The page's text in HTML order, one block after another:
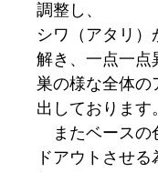
調整し、
シワ（アタリ）
解き、一点一点
巣の様な全体の
出しております。
またベースの
ドアウトさせ